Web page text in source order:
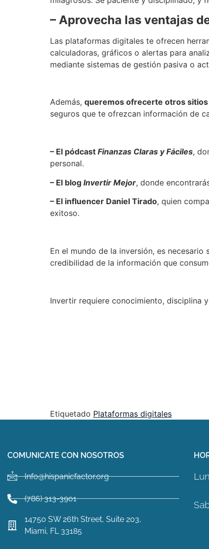
– Aprovecha las ventajas
Las plataformas digitales te ofrecen
calculadoras, gráficos o alertas para
mediante sistemas de gestión pasiva o
Además, queremos ofrecerte otros
seguros que te ofrezcan información de
– El pódcast Finanzas Claras y Fáciles,
personal.
– El blog Invertir Mejor, donde
– El influencer Daniel Tirado, quien
exitoso.
En el mundo de la inversión, es
credibilidad de la información que
Invertir requiere conocimiento, disciplina
Etiquetado Plataformas digitales
COMUNICATE CON NOSOTROS
Info@hispanicfactor.org
(786) 313-3901
14750 SW 26th Street, Suite 203,
Miami, FL 33185